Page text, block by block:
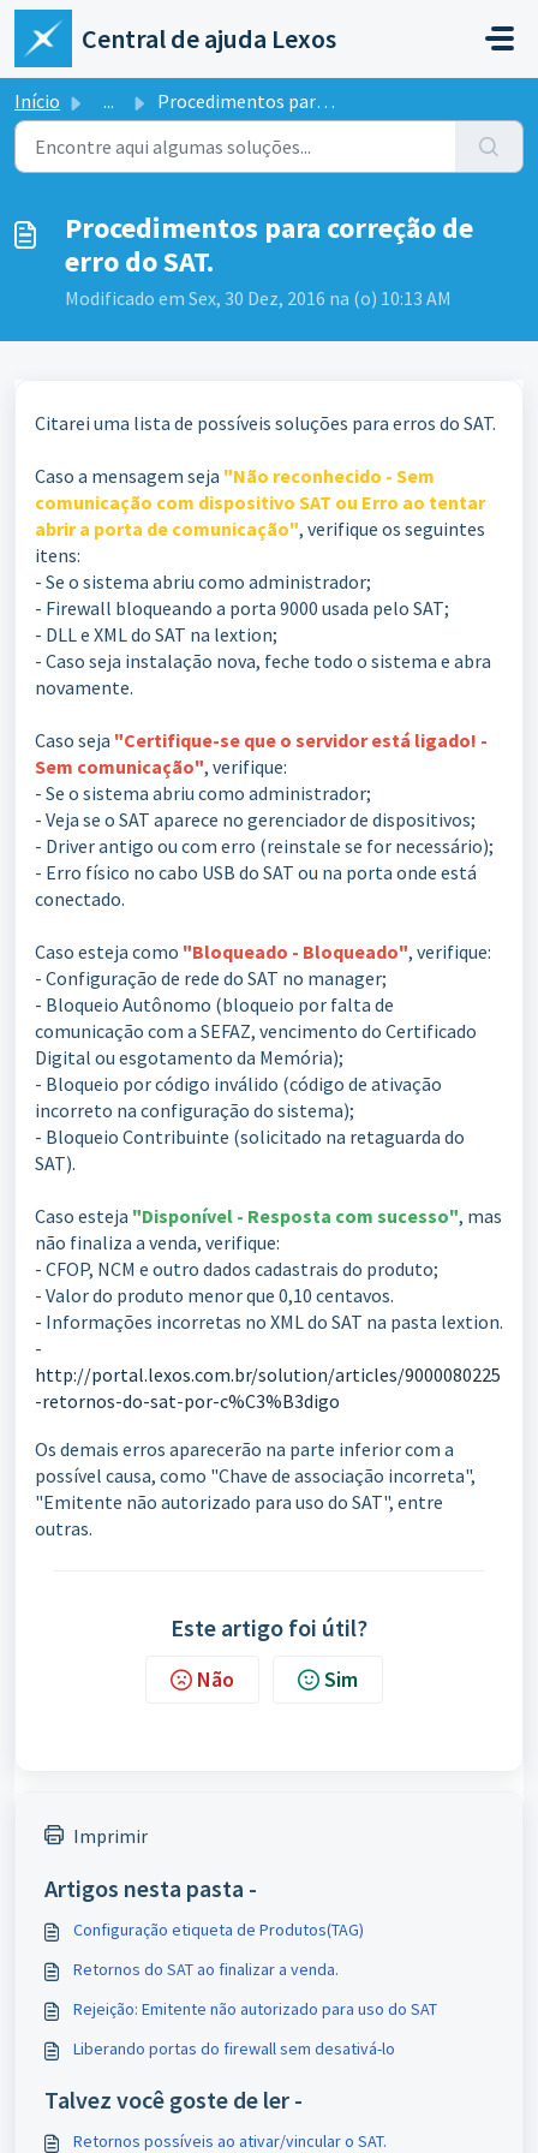
Ir para o conteúdo principal
Central de ajuda Lexos
Início ... Procedimentos para correção de erro do SAT.
Procedimentos para correção de
erro do SAT.
Modificado em Sex, 30 Dez, 2016 na (o) 10:13 AM
Citarei uma lista de possíveis soluções para erros do SAT.
Caso a mensagem seja "Não reconhecido - Sem
comunicação com dispositivo SAT ou Erro ao tentar
abrir a porta de comunicação", verifique os seguintes
itens:
- Se o sistema abriu como administrador;
- Firewall bloqueando a porta 9000 usada pelo SAT;
- DLL e XML do SAT na lextion;
- Caso seja instalação nova, feche todo o sistema e abra
novamente.
Caso seja "Certifique-se que o servidor está ligado! -
Sem comunicação", verifique:
- Se o sistema abriu como administrador;
- Veja se o SAT aparece no gerenciador de dispositivos;
- Driver antigo ou com erro (reinstale se for necessário);
- Erro físico no cabo USB do SAT ou na porta onde está
conectado.
Caso esteja como "Bloqueado - Bloqueado", verifique:
- Configuração de rede do SAT no manager;
- Bloqueio Autônomo (bloqueio por falta de
comunicação com a SEFAZ, vencimento do Certificado
Digital ou esgotamento da Memória);
- Bloqueio por código inválido (código de ativação
incorreto na configuração do sistema);
- Bloqueio Contribuinte (solicitado na retaguarda do
SAT).
Caso esteja "Disponível - Resposta com sucesso", mas
não finaliza a venda, verifique:
- CFOP, NCM e outro dados cadastrais do produto;
- Valor do produto menor que 0,10 centavos.
- Informações incorretas no XML do SAT na pasta lextion.
-
http://portal.lexos.com.br/solution/articles/9000080225
-retornos-do-sat-por-c%C3%B3digo
Os demais erros aparecerão na parte inferior com a
possível causa, como "Chave de associação incorreta",
"Emitente não autorizado para uso do SAT", entre
outras.
Este artigo foi útil?
Não Sim
Imprimir
Artigos nesta pasta -
Configuração etiqueta de Produtos(TAG)
Retornos do SAT ao finalizar a venda.
Rejeição: Emitente não autorizado para uso do SAT
Liberando portas do firewall sem desativá-lo
Talvez você goste de ler -
Retornos possíveis ao ativar/vincular o SAT.